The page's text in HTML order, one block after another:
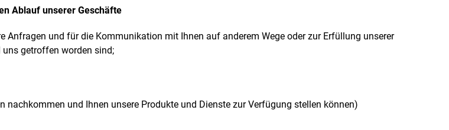
Ablauf unserer Geschäfte
und für die Kommunikation mit Ihnen auf anderem Wege oder zur Erfüllung unserer
getroffen worden sind;
und Ihnen unsere Produkte und Dienste zur Verfügung stellen können)